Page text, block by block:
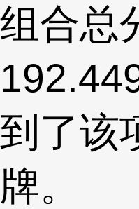
组合总
到了该
牌。